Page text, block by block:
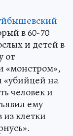
в 60-70
и детей в
от
«монстром»,
«убийцей на
человек и
ему
клетки